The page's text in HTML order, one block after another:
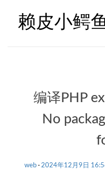
赖皮小鳄鱼
编译PHP
No
web 2024年12月9日